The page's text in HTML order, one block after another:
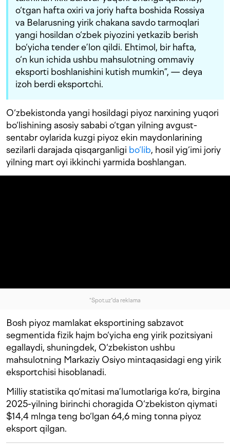
o‘tgan hafta oxiri va joriy hafta boshida Rossiya
va Belarusning yirik chakana savdo tarmoqlari
yangi hosildan o‘zbek piyozini yetkazib berish
bo‘yicha tender e’lon qildi. Ehtimol, bir hafta,
o‘n kun ichida ushbu mahsulotning ommaviy
eksporti boshlanishini kutish mumkin”, — deya
izoh berdi eksportchi.
O‘zbekistonda yangi hosildagi piyoz narxining yuqori
bo‘lishining asosiy sababi o‘tgan yilning avgust-
sentabr oylarida kuzgi piyoz ekin maydonlarining
sezilarli darajada qisqarganligi bo‘lib, hosil yig‘imi joriy
yilning mart oyi ikkinchi yarmida boshlangan.
"Spot.uz"da reklama
Bosh piyoz mamlakat eksportining sabzavot
segmentida fizik hajm bo‘yicha eng yirik pozitsiyani
egallaydi, shuningdek, O‘zbekiston ushbu
mahsulotning Markaziy Osiyo mintaqasidagi eng yirik
eksportchisi hisoblanadi.
Milliy statistika qo‘mitasi ma’lumotlariga ko‘ra, birgina
2025-yilning birinchi choragida O‘zbekiston qiymati
$14,4 mlnga teng bo‘lgan 64,6 ming tonna piyoz
eksport qilgan.